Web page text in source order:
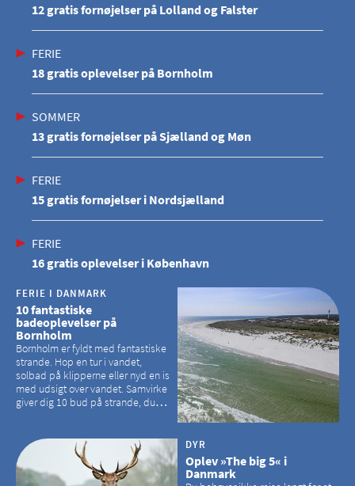
12 gratis fornøjelser på Lolland og Falster
FERIE
18 gratis oplevelser på Bornholm
SOMMER
13 gratis fornøjelser på Sjælland og Møn
FERIE
15 gratis fornøjelser i Nordsjælland
FERIE
16 gratis oplevelser i København
FERIE I DANMARK
10 fantastiske
badeoplevelser på
Bornholm
Bornholm er fyldt med fantastiske
strande. Hop en tur i vandet,
solbad på klipperne eller nyd en is
med udsigt over vandet. Samvirke
giver dig 10 bud på strande, du
DYR
Oplev »The big 5« i
Danmark